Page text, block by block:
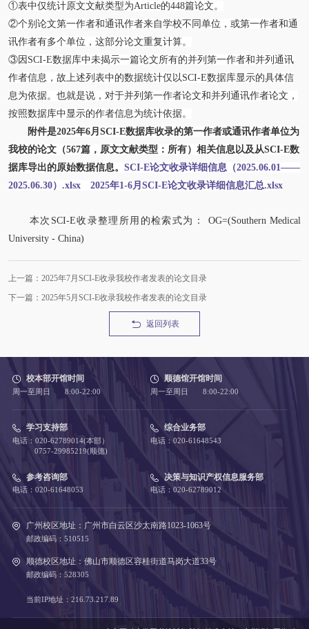
①表中仅统计原文文献类型为Article的448篇论文。
②个别论文第一作者和通讯作者来自学校不同单位，或第一作者和通
讯作者有多个单位，这部分论文重复计算。
③因SCI-E数据库中未揭示一篇论文所有的并列第一作者和并列通讯
作者信息，故上述列表中的数据统计仅以SCI-E数据库显示的具体信
息为依据。也就是说，对于并列第一作者论文和并列通讯作者论文，
按照数据库中显示的作者信息为统计依据。
附件是2025年6月SCI-E数据库收录的第一作者或通讯作者单位为
我校的论文（567篇，原文文献类型：所有）相关信息以及从SCI-E数
据库导出的原始数据信息。 SCI-E论文收录详细信息（2025.06.01——
2025.06.30）.xlsx
2025年1-6月SCI-E论文收录详细信息汇总.xlsx
本次SCI-E收录整理所用的检索式为： OG=(Southern Medical
University - China)
上一篇：2025年7月SCI-E收录我校作者发表的论文目录
下一篇：2025年5月SCI-E收录我校作者发表的论文目录
返回列表
校本部开馆时间
周一至周日 8:00-22:00
顺德馆开馆时间
周一至周日 8:00-22:00
学习支持部
电话：020-62789014(本部）
0757-29985219(顺德)
综合业务部
电话：020-61648543
参考咨询部
电话：020-61648053
决策与知识产权信息服务部
电话：020-62789012
广州校区地址：广州市白云区沙太南路1023-1063号
邮政编码：510515
顺德校区地址：佛山市顺德区容桂街道马岗大道33号
邮政编码：528305
当前IP地址：216.73.217.89